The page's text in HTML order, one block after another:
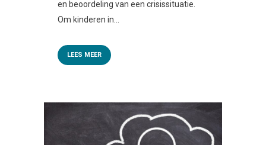
en beoordeling van een crisissituatie.
Om kinderen in...
LEES MEER